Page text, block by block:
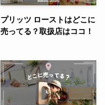
プリッツ ローストはどこに
売ってる？取扱店はココ！